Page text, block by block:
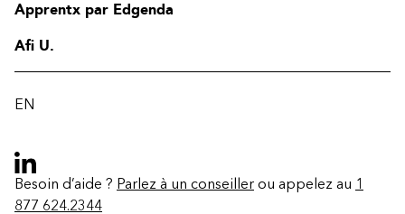
Apprentx par Edgenda
Afi U.
EN
Besoin d’aide ? Parlez à un conseiller ou appelez au 1
877 624.2344